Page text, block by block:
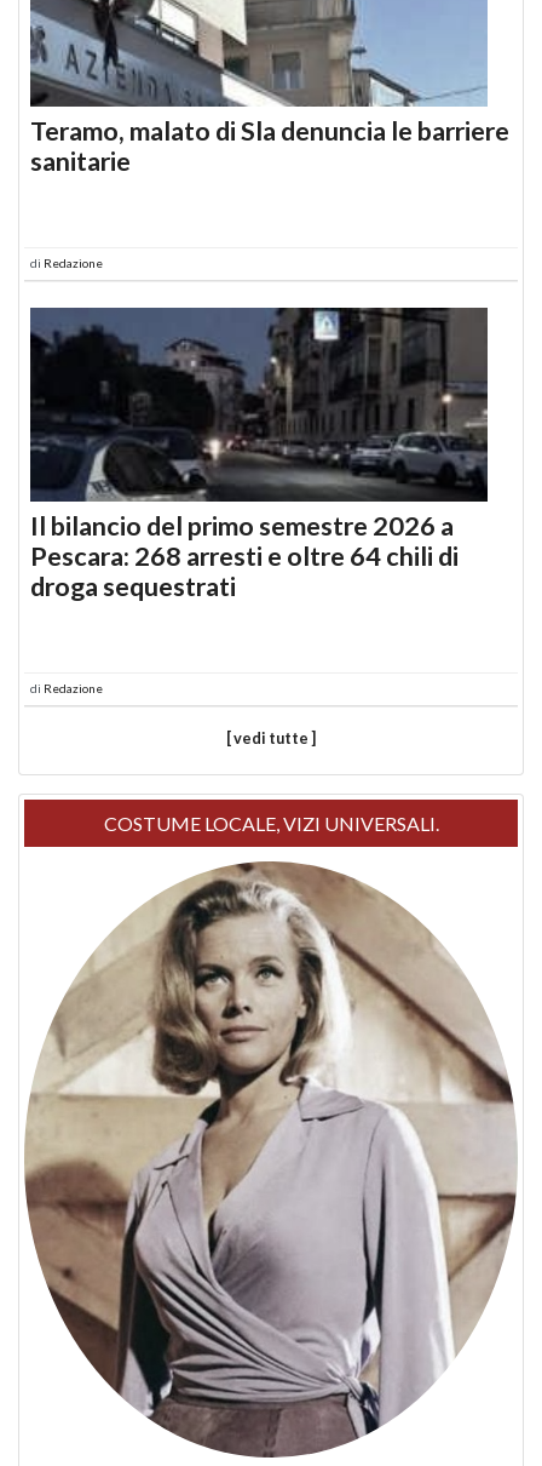
Teramo, malato di Sla denuncia le barriere
sanitarie
di Redazione
Il bilancio del primo semestre 2026 a
Pescara: 268 arresti e oltre 64 chili di
droga sequestrati
di Redazione
[ vedi tutte ]
COSTUME LOCALE, VIZI UNIVERSALI.